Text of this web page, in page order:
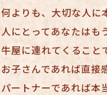
よりも、大切な人に
にとってあなたはも
屋に連れてくること
子さんであれば直接
ートナーであれば本